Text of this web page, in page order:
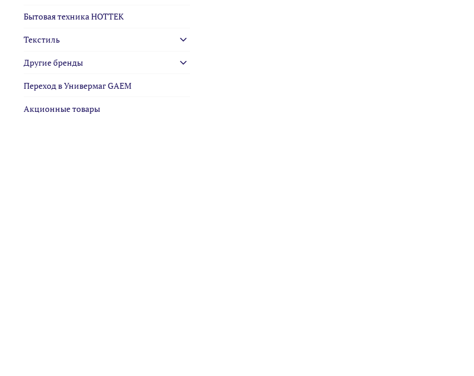
Бытовая техника HOTTEK
Текстиль
Другие бренды
Переход в Универмаг GAEM
Акционные товары